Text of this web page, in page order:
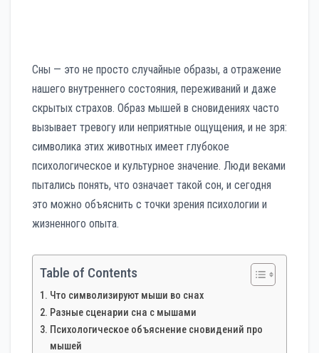
Сны — это не просто случайные образы, а отражение
нашего внутреннего состояния, переживаний и даже
скрытых страхов. Образ мышей в сновидениях часто
вызывает тревогу или неприятные ощущения, и не зря:
символика этих животных имеет глубокое
психологическое и культурное значение. Люди веками
пытались понять, что означает такой сон, и сегодня
это можно объяснить с точки зрения психологии и
жизненного опыта.
Table of Contents
Что символизируют мыши во снах
Разные сценарии сна с мышами
Психологическое объяснение сновидений про
мышей